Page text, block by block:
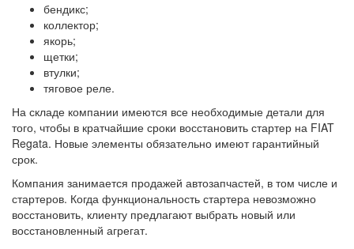
бендикс;
коллектор;
якорь;
щетки;
втулки;
тяговое реле.
На складе компании имеются все необходимые детали для
того, чтобы в кратчайшие сроки восстановить стартер на FIAT
Regata. Новые элементы обязательно имеют гарантийный
срок.
Компания занимается продажей автозапчастей, в том числе и
стартеров. Когда функциональность стартера невозможно
восстановить, клиенту предлагают выбрать новый или
восстановленный агрегат.